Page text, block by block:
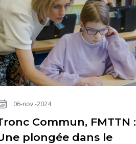
06-nov.-2024
Commun, FMTTN :
plongée dans le